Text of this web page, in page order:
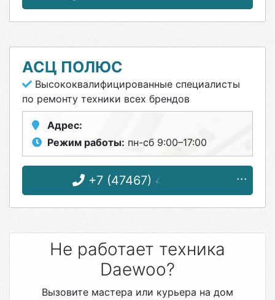
АСЦ ПОЛЮС
Высококвалифицированные специалисты
по ремонту техники всех брендов
Адрес:
Режим работы: пн-сб 9:00–17:00
+7 (47467) 4-12-08
Не работает техника
Daewoo?
Вызовите мастера или курьера на дом